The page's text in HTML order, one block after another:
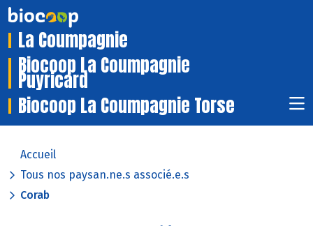
La Coumpagnie
Biocoop La Coumpagnie
Puyricard
Biocoop La Coumpagnie Torse
Accueil
Tous nos paysan.ne.s associé.e.s
Corab